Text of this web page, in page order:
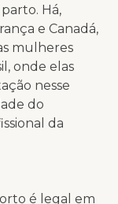
Há,
e Canadá,
mulheres
onde elas
nesse
do
da
é legal em